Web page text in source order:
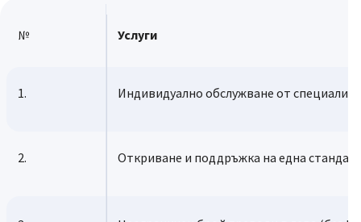
№ Услуги
1. Индивидуално обслужване от
2. Откриване и поддръжка на една